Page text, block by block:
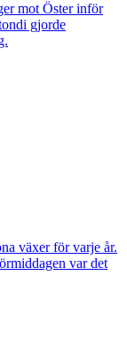
mot Öster inför
gjorde
växer för varje år.
var det